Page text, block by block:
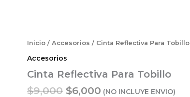
Inicio / Accesorios / Cinta Reflectiva Para Tobillo
Accesorios
Cinta Reflectiva Para Tobillo
$9,000
El
precio
original
era:
$9,000.
$6,000
El
es:
$6,000.
(NO INCLUYE ENVIO)
Cinta
Para
Tobillo
cantidad